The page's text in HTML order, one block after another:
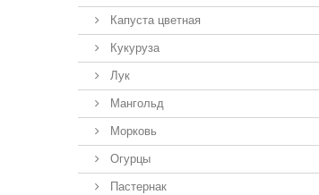
Капуста цветная
Кукуруза
Лук
Мангольд
Морковь
Огурцы
Пастернак